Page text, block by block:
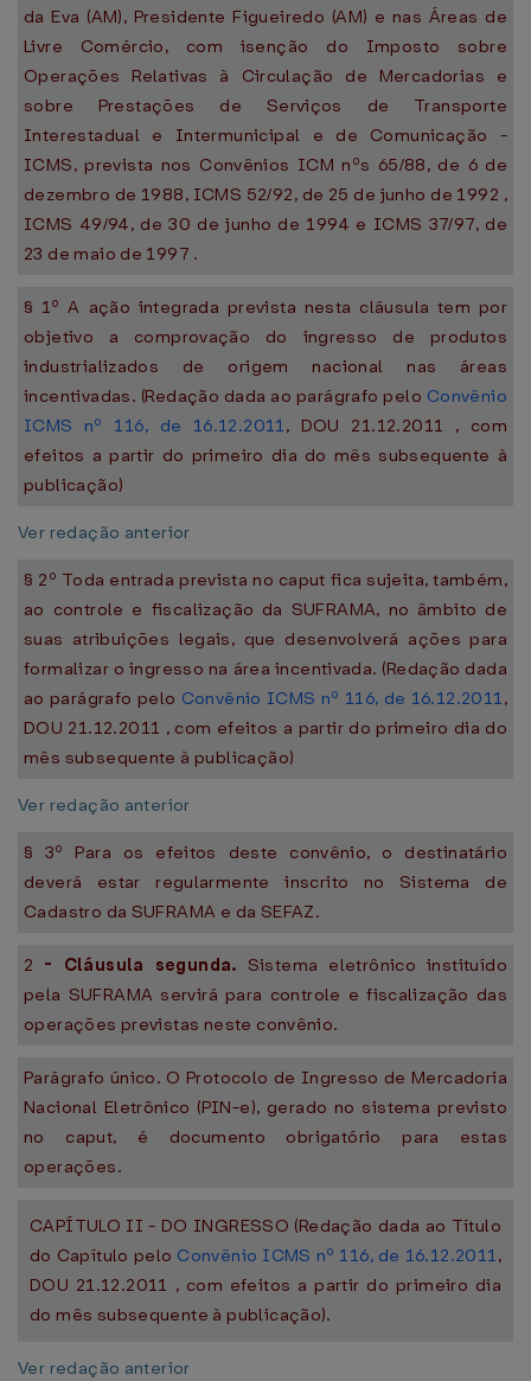
da Eva (AM), Presidente Figueiredo (AM) e nas Áreas de
Livre Comércio, com isenção do Imposto sobre
Operações Relativas à Circulação de Mercadorias e
sobre Prestações de Serviços de Transporte
Interestadual e Intermunicipal e de Comunicação -
ICMS, prevista nos Convênios ICM nºs 65/88, de 6 de
dezembro de 1988, ICMS 52/92, de 25 de junho de 1992 ,
ICMS 49/94, de 30 de junho de 1994 e ICMS 37/97, de
23 de maio de 1997 .
§ 1º A ação integrada prevista nesta cláusula tem por
objetivo a comprovação do ingresso de produtos
industrializados de origem nacional nas áreas
incentivadas. (Redação dada ao parágrafo pelo Convênio
ICMS nº 116, de 16.12.2011, DOU 21.12.2011 , com
efeitos a partir do primeiro dia do mês subsequente à
publicação)
Ver redação anterior
§ 2º Toda entrada prevista no caput fica sujeita, também,
ao controle e fiscalização da SUFRAMA, no âmbito de
suas atribuições legais, que desenvolverá ações para
formalizar o ingresso na área incentivada. (Redação dada
ao parágrafo pelo Convênio ICMS nº 116, de 16.12.2011,
DOU 21.12.2011 , com efeitos a partir do primeiro dia do
mês subsequente à publicação)
Ver redação anterior
§ 3º Para os efeitos deste convênio, o destinatário
deverá estar regularmente inscrito no Sistema de
Cadastro da SUFRAMA e da SEFAZ.
2 - Cláusula segunda. Sistema eletrônico instituído
pela SUFRAMA servirá para controle e fiscalização das
operações previstas neste convênio.
Parágrafo único. O Protocolo de Ingresso de Mercadoria
Nacional Eletrônico (PIN-e), gerado no sistema previsto
no caput, é documento obrigatório para estas
operações.
CAPÍTULO II - DO INGRESSO (Redação dada ao Título
do Capítulo pelo Convênio ICMS nº 116, de 16.12.2011,
DOU 21.12.2011 , com efeitos a partir do primeiro dia
do mês subsequente à publicação).
Ver redação anterior